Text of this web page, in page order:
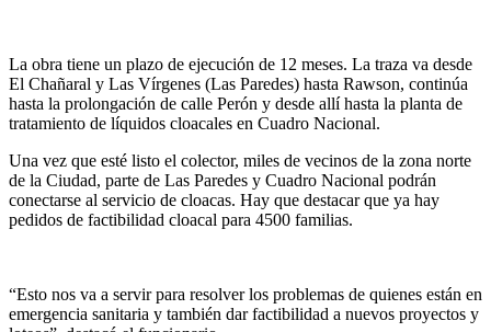
La obra tiene un plazo de ejecución de 12 meses. La traza va desde
El Chañaral y Las Vírgenes (Las Paredes) hasta Rawson, continúa
hasta la prolongación de calle Perón y desde allí hasta la planta de
tratamiento de líquidos cloacales en Cuadro Nacional.
Una vez que esté listo el colector, miles de vecinos de la zona norte
de la Ciudad, parte de Las Paredes y Cuadro Nacional podrán
conectarse al servicio de cloacas. Hay que destacar que ya hay
pedidos de factibilidad cloacal para 4500 familias.
“Esto nos va a servir para resolver los problemas de quienes están en
emergencia sanitaria y también dar factibilidad a nuevos proyectos y